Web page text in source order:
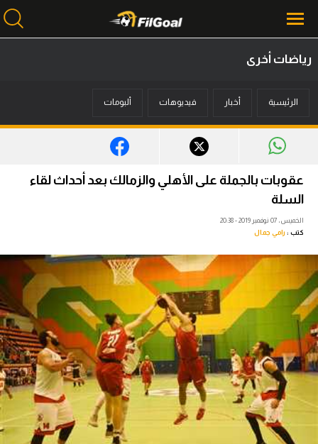
أخبار
ميركاتو
فانتازي في الجول
مسابقة التوقعات
فيديوهات
عدسات
آراء حرة
ركن الألعاب
بطولات
أمريكا 2026
رياضات أخرى
الرئيسية أخبار فيديوهات ألبومات
عقوبات بالجملة على الأهلي والزمالك بعد أحداث لقاء
السلة
الخميس، 07 نوفمبر 2019 - 20:38
كتب : رامي جمال